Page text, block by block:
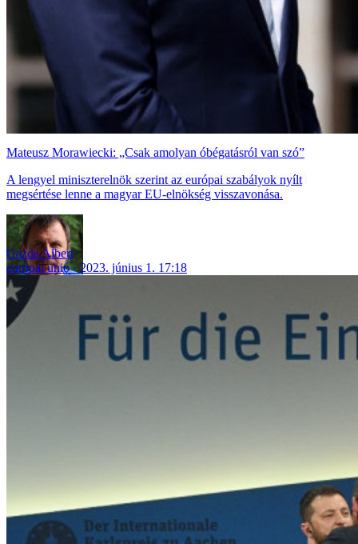
Mateusz Morawiecki: „Csak amolyan óbégatásról van szó”
A lengyel miniszterelnök szerint az európai szabályok nyílt
megsértése lenne a magyar EU-elnökség visszavonása.
Gazda Albert
európai unió
2023. június 1. 17:18